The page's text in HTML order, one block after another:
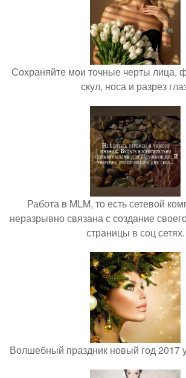
Сохраняйте мои точные черты лица,
скул, носа и разрез
Работа в MLM, то есть сетевой
неразрывно связана с создание
страницы в соц сетях.
Волшебный праздник новый год 2017